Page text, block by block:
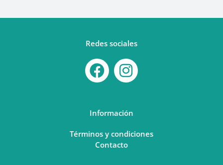
Redes sociales
Información
Términos y condiciones
Contacto